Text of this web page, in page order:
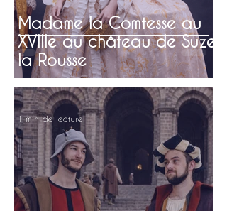
Madame la Comtesse au
XVIIIe au château de Suze
la Rousse
1 min de lecture